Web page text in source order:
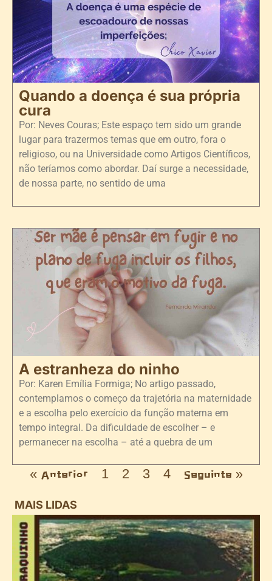
Quando a doença é sua própria
cura
Por: Neves Couras; Este espaço tem sido um grande
lugar para trazermos temas que em outro, fora o
religioso, ou na Universidade como Artigos Científicos,
não teríamos como abordar. Daí surge a necessidade,
de nossa parte, no sentido de uma
A estranheza do ninho
Por: Karen Emília Formiga; No artigo passado,
contemplamos o começo da trajetória na maternidade
e a escolha pelo exercício da função materna em
tempo integral. Da dificuldade de escolher – e
permanecer na escolha – até a quebra de um
« Anterior 1 2 3 4 Seguinte »
MAIS LIDAS